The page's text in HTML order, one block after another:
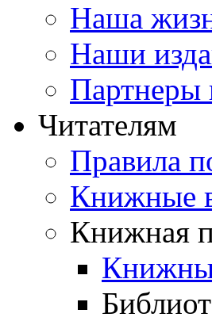
Наша
Наши
Партнеры
Читателям
Правила
Книжные
Книжная